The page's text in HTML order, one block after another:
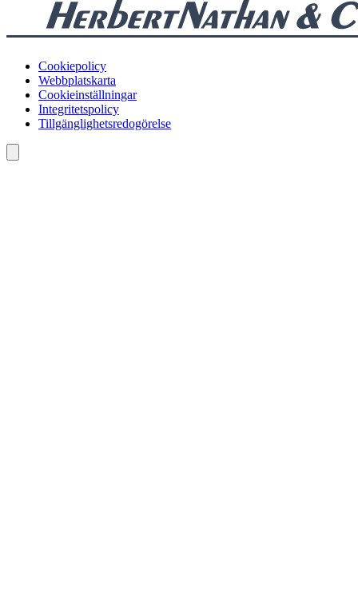
Cookiepolicy
Webbplatskarta
Cookieinställningar
Integritetspolicy
Tillgänglighetsredogörelse